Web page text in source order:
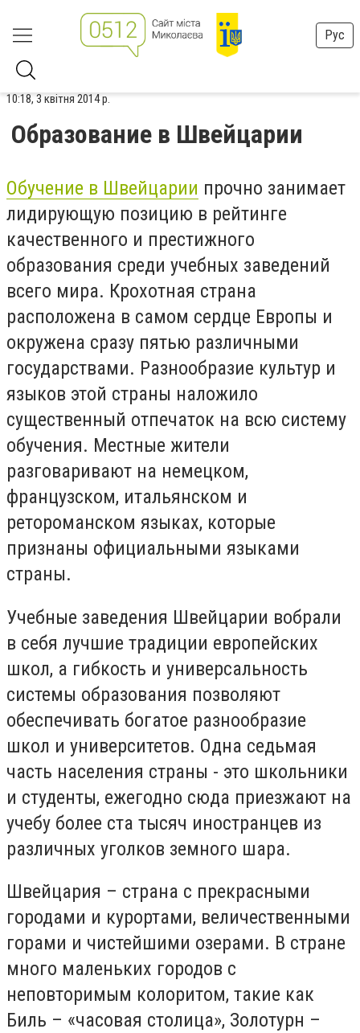
Рус
10:18, 3 квітня 2014 р.
Образование в Швейцарии
Обучение в Швейцарии прочно занимает
лидирующую позицию в рейтинге
качественного и престижного
образования среди учебных заведений
всего мира. Крохотная страна
расположена в самом сердце Европы и
окружена сразу пятью различными
государствами. Разнообразие культур и
языков этой страны наложило
существенный отпечаток на всю систему
обучения. Местные жители
разговаривают на немецком,
французском, итальянском и
ретороманском языках, которые
признаны официальными языками
страны.
Учебные заведения Швейцарии вобрали
в себя лучшие традиции европейских
школ, а гибкость и универсальность
системы образования позволяют
обеспечивать богатое разнообразие
школ и университетов. Одна седьмая
часть населения страны - это школьники
и студенты, ежегодно сюда приезжают на
учебу более ста тысяч иностранцев из
различных уголков земного шара.
Швейцария – страна с прекрасными
городами и курортами, величественными
горами и чистейшими озерами. В стране
много маленьких городов с
неповторимым колоритом, такие как
Биль – «часовая столица», Золотурн –